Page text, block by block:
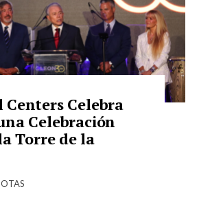
Centers Celebra
Celebración
Torre de la